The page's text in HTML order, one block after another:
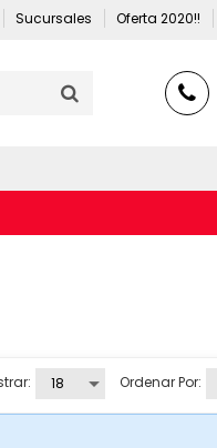
Sucursales Oferta 2020!!
Ordenar Por: